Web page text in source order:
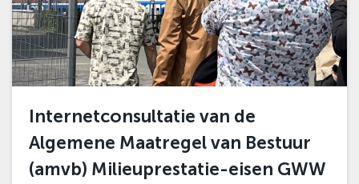
Internetconsultatie van de
Algemene Maatregel van Bestuur
(amvb) Milieuprestatie-eisen GWW